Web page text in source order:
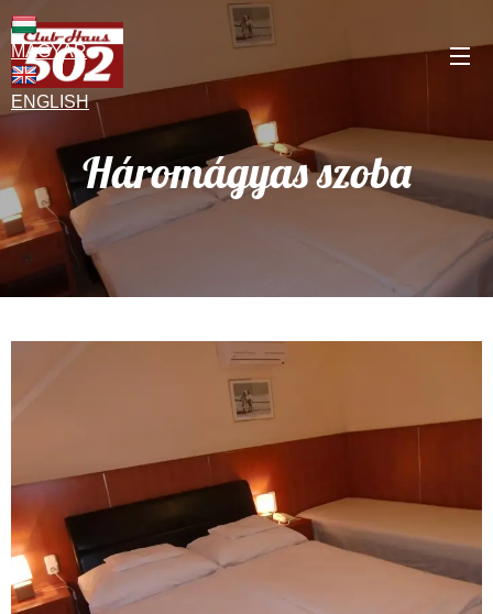
MAGYAR
ENGLISH
Háromágyas szoba